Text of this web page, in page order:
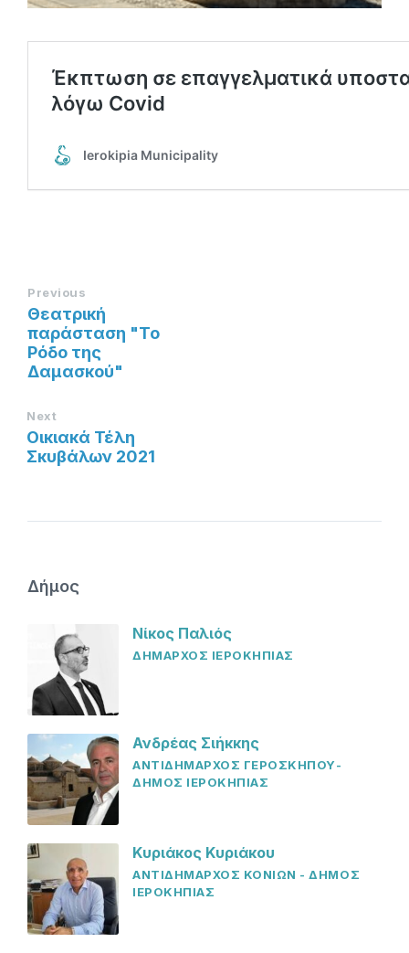
Previous
Θεατρική
παράσταση "Το
Ρόδο της
Δαμασκού"
Next
Οικιακά Τέλη
Σκυβάλων 2021
Δήμος
Νίκος Παλιός
ΔΗΜΑΡΧΟΣ ΙΕΡΟΚΗΠΙΑΣ
Ανδρέας Σιήκκης
ΑΝΤΙΔΗΜΑΡΧΟΣ ΓΕΡΟΣΚΗΠΟΥ-
ΔΗΜΟΣ ΙΕΡΟΚΗΠΙΑΣ
Κυριάκος Κυριάκου
ΑΝΤΙΔΗΜΑΡΧΟΣ ΚΟΝΙΩΝ - ΔΗΜΟΣ
ΙΕΡΟΚΗΠΙΑΣ